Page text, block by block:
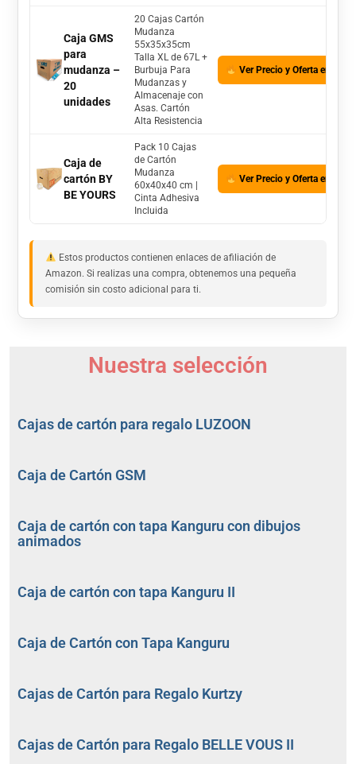
Caja GMS
para
mudanza –
20
unidades
20 Cajas Cartón
Mudanza
55x35x35cm
Talla XL de 67L +
Burbuja Para
Mudanzas y
Almacenaje con
Asas. Cartón
Alta Resistencia
Ver Precio y Oferta en
Caja de
cartón BY
BE YOURS
Pack 10 Cajas
de Cartón
Mudanza
60x40x40 cm |
Cinta Adhesiva
Incluida
Ver Precio y Oferta en
Estos productos contienen enlaces de afiliación de
Amazon. Si realizas una compra, obtenemos una pequeña
comisión sin costo adicional para ti.
Nuestra selección
Cajas de cartón para regalo LUZOON
Caja de Cartón GSM
Caja de cartón con tapa Kanguru con dibujos
animados
Caja de cartón con tapa Kanguru II
Caja de Cartón con Tapa Kanguru
Cajas de Cartón para Regalo Kurtzy
Cajas de Cartón para Regalo BELLE VOUS II